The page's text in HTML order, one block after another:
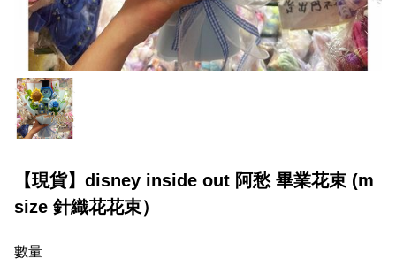
【現貨】disney inside out 阿愁 畢業花束 (m
size 針織花花束）
數量